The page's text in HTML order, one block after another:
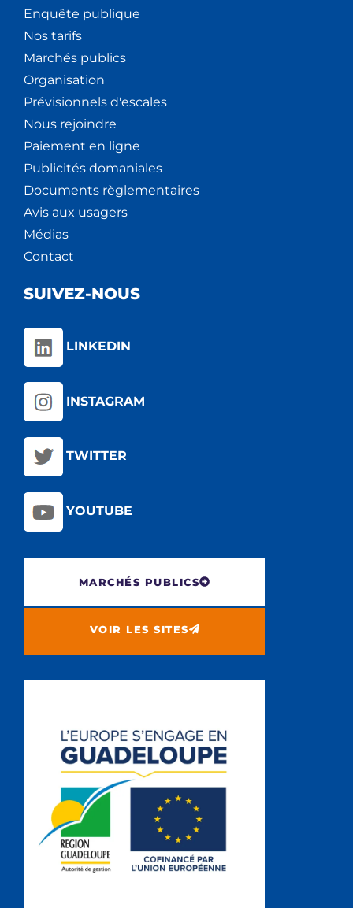
Enquête publique
Nos tarifs
Marchés publics
Organisation
Prévisionnels d'escales
Nous rejoindre
Paiement en ligne
Publicités domaniales
Documents règlementaires
Avis aux usagers
Médias
Contact
SUIVEZ-NOUS
LINKEDIN
INSTAGRAM
TWITTER
YOUTUBE
MARCHÉS PUBLICS
VOIR LES SITES